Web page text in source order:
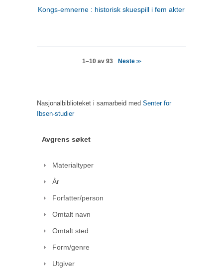
Kongs-emnerne : historisk skuespill i fem akter
1–10 av 93 Neste>>
Nasjonalbiblioteket i samarbeid med Senter for
Ibsen-studier
Avgrens søket
Materialtyper
År
Forfatter/person
Omtalt navn
Omtalt sted
Form/genre
Utgiver